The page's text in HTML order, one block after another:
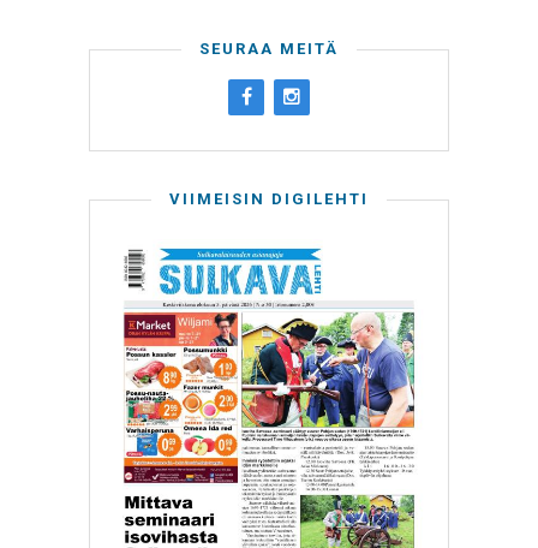
SEURAA MEITÄ
VIIMEISIN DIGILEHTI